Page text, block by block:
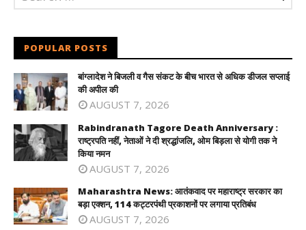
POPULAR POSTS
बांग्लादेश ने बिजली व गैस संकट के बीच भारत से अधिक डीजल सप्लाई
की अपील की
AUGUST 7, 2026
Rabindranath Tagore Death Anniversary :
राष्ट्रपति नहीं, नेताओं ने दी श्रद्धांजलि, ओम बिड़ला से योगी तक ने
किया नमन
AUGUST 7, 2026
Maharashtra News: आतंकवाद पर महाराष्ट्र सरकार का
बड़ा एक्शन, 114 कट्टरपंथी प्रकाशनों पर लगाया प्रतिबंध
AUGUST 7, 2026